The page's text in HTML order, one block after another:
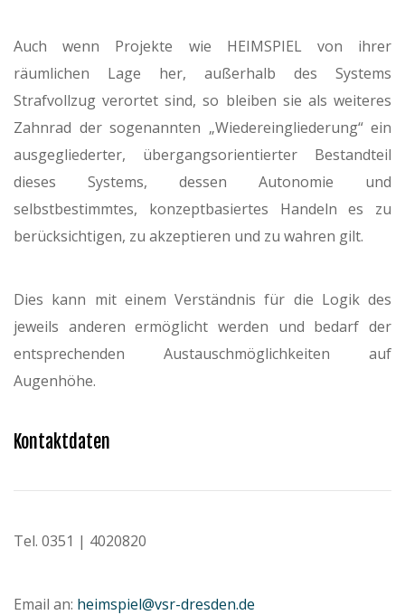
Auch wenn Projekte wie HEIMSPIEL von ihrer
räumlichen Lage her, außerhalb des Systems
Strafvollzug verortet sind, so bleiben sie als weiteres
Zahnrad der sogenannten „Wiedereingliederung“ ein
ausgegliederter, übergangsorientierter Bestandteil
dieses Systems, dessen Autonomie und
selbstbestimmtes, konzeptbasiertes Handeln es zu
berücksichtigen, zu akzeptieren und zu wahren gilt.
Dies kann mit einem Verständnis für die Logik des
jeweils anderen ermöglicht werden und bedarf der
entsprechenden Austauschmöglichkeiten auf
Augenhöhe.
Kontaktdaten
Tel. 0351 | 4020820
Email an: heimspiel@vsr-dresden.de